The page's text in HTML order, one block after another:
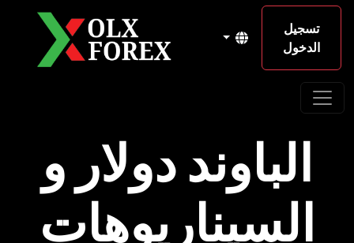
تسجيل
الدخول
الباوند دولار و
السيناريوهات